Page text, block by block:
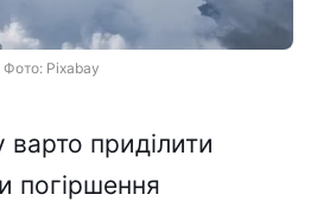
Фото: Pixabay
приділити
погіршення